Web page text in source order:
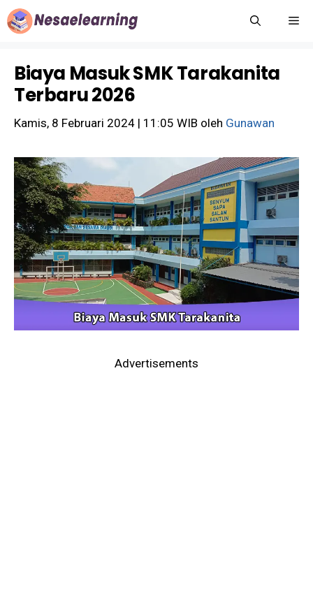
Langsung
ke
Biaya Masuk SMK Tarakanita
Terbaru 2026
Kamis, 8 Februari 2024 | 11:05 WIB oleh Gunawan
Advertisements